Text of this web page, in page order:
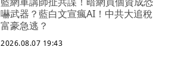
嚇武器？藍白文宣瘋AI！中共大追稅
富豪急逃？
2026.08.07 19:43